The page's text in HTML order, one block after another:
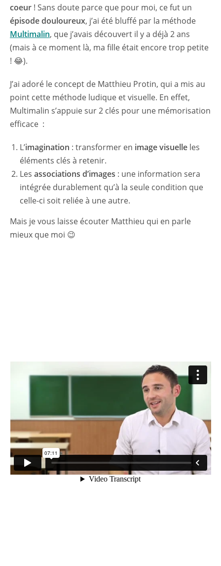
coeur ! Sans doute parce que pour moi, ce fut un
épisode douloureux, j’ai été bluffé par la méthode
Multimalin, que j’avais découvert il y a déjà 2 ans
(mais à ce moment là, ma fille était encore trop petite
! 😂).
J’ai adoré le concept de Matthieu Protin, qui a mis au
point cette méthode ludique et visuelle. En effet,
Multimalin s’appuie sur 2 clés pour une mémorisation
efficace :
L’imagination : transformer en image visuelle les
éléments clés à retenir.
Les associations d’images : une information sera
intégrée durablement qu’à la seule condition que
celle-ci soit reliée à une autre.
Mais je vous laisse écouter Matthieu qui en parle
mieux que moi 😉